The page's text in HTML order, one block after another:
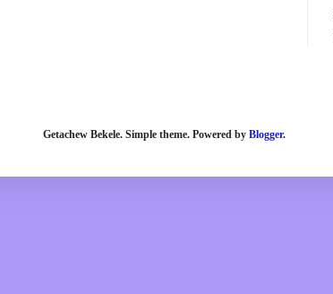
Getachew Bekele. Simple theme. Powered by Blogger.